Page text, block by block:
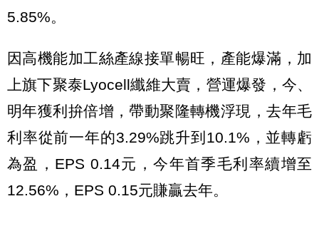
5.85%。
因高機能加工絲產線接單暢旺，產能爆滿，加
上旗下聚泰Lyocell纖維大賣，營運爆發，今、
明年獲利拚倍增，帶動聚隆轉機浮現，去年毛
利率從前一年的3.29%跳升到10.1%，並轉虧
為盈，EPS 0.14元，今年首季毛利率續增至
12.56%，EPS 0.15元賺贏去年。